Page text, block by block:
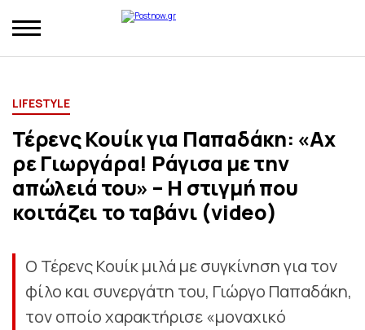
LIFESTYLE
Τέρενς Κουίκ για Παπαδάκη: «Αχ
ρε Γιωργάρα! Ράγισα με την
απώλειά του» – Η στιγμή που
κοιτάζει το ταβάνι (video)
Ο Τέρενς Κουίκ μιλά με συγκίνηση για τον
φίλο και συνεργάτη του, Γιώργο Παπαδάκη,
τον οποίο χαρακτήρισε «μοναχικό